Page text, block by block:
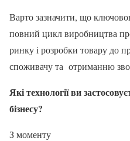
Варто зазначити, що
повний цикл виробництва
ринку і розробки товару до
споживачу та отриманню
Які технології ви
бізнесу?
З моменту